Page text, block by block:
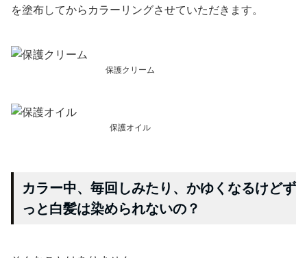
を塗布してからカラーリングさせていただきます。
保護クリーム
保護オイル
カラー中、毎回しみたり、かゆくなるけどず
っと白髪は染められないの？